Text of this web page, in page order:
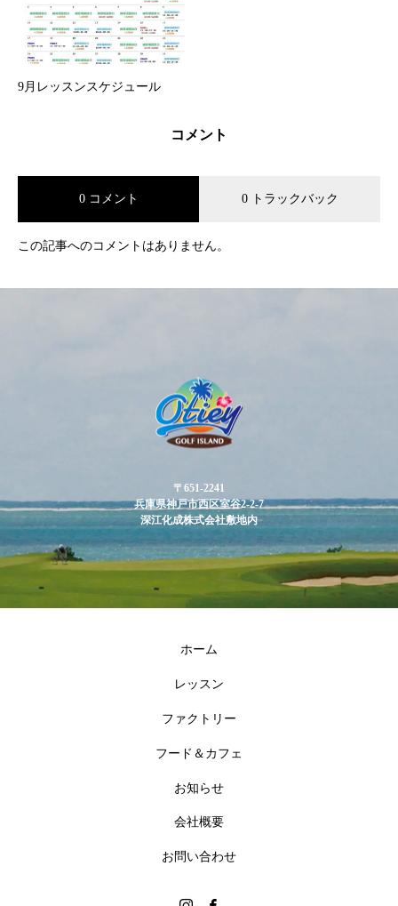
9月レッスンスケジュール
コメント
0 コメント 0 トラックバック
この記事へのコメントはありません。
〒651-2241
兵庫県神戸市西区室谷2-2-7
深江化成株式会社敷地内
ホーム
レッスン
ファクトリー
フード＆カフェ
お知らせ
会社概要
お問い合わせ